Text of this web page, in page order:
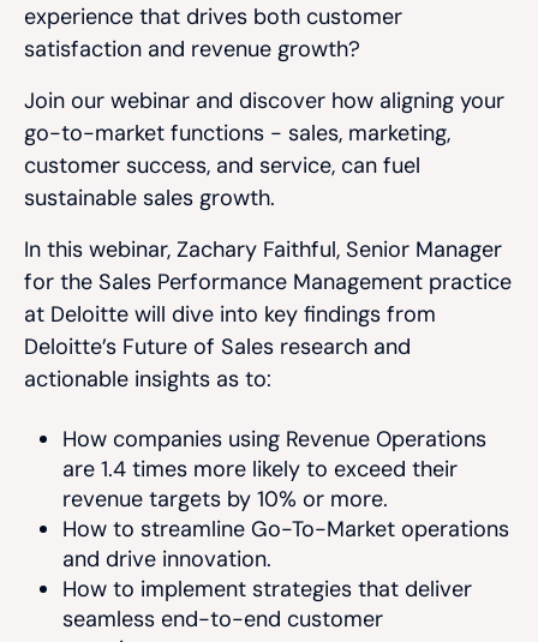
experience that drives both customer
satisfaction and revenue growth?
Join our webinar and discover how aligning your
go-to-market functions - sales, marketing,
customer success, and service, can fuel
sustainable sales growth.
In this webinar, Zachary Faithful, Senior Manager
for the Sales Performance Management practice
at Deloitte will dive into key findings from
Deloitte’s Future of Sales research and
actionable insights as to:
How companies using Revenue Operations
are 1.4 times more likely to exceed their
revenue targets by 10% or more.
How to streamline Go-To-Market operations
and drive innovation.
How to implement strategies that deliver
seamless end-to-end customer